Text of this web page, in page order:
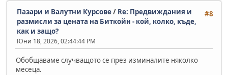
#8
Пазари и Валутни Курсове/ Re: Предвиждания и
размисли за цената на Биткойн - кой, колко, къде,
как и защо?
Юни 18, 2026, 02:44:44 PM
Обобщаваме случващото се през изминалите няколко
месеца.